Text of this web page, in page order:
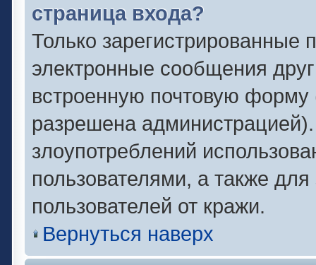
страница входа?
Только зарегистрированные
электронные сообщения
встроенную почтовую
разрешена
злоупотреблений
пользователями, а также
пользователей от кражи.
Вернуться наверх